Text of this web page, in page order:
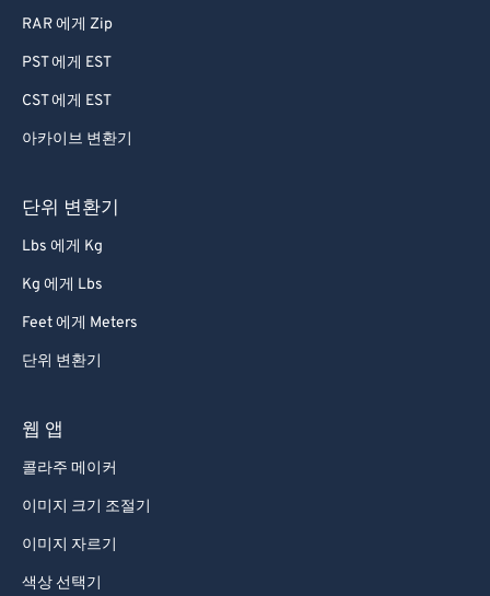
RAR 에게 Zip
PST 에게 EST
CST 에게 EST
아카이브 변환기
단위 변환기
Lbs 에게 Kg
Kg 에게 Lbs
Feet 에게 Meters
단위 변환기
웹 앱
콜라주 메이커
이미지 크기 조절기
이미지 자르기
색상 선택기